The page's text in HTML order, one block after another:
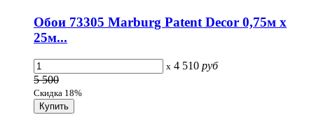
Обои 73305 Marburg Patent Decor 0,75м x
25м...
x 4 510 руб
5 500
Скидка 18%